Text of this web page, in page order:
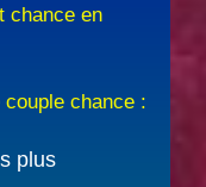
chance en
couple chance :
plus